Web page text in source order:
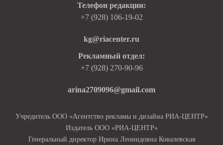
Телефон редакции:
+7 (928) 106-19-02
kg@riacenter.ru
Рекламный отдел:
+7 (928) 270-90-96
arina2709096@gmail.com
Учредитель ООО «Агентство рекламы и дизайна РИА-ЦЕНТР»
Издатель ООО «РИА-ЦЕНТР»
Генеральный директор Ирина Леонидовна Ковалевская